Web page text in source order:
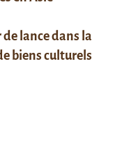
de lance dans la
biens culturels